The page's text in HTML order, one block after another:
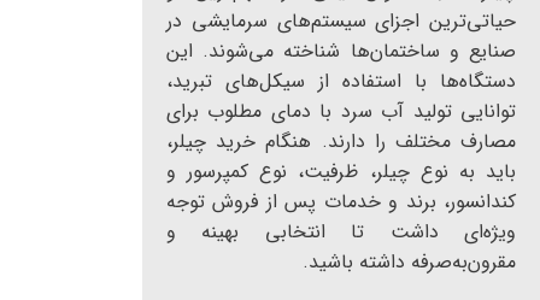
حیاتی‌ترین اجزای سیستم‌های سرمایشی در
صنایع و ساختمان‌ها شناخته می‌شوند. این
دستگاه‌ها با استفاده از سیکل‌های تبرید،
توانایی تولید آب سرد با دمای مطلوب برای
مصارف مختلف را دارند. هنگام خرید چیلر،
باید به نوع چیلر، ظرفیت، نوع کمپرسور و
کندانسور، برند و خدمات پس از فروش توجه
ویژه‌ای داشت تا انتخابی بهینه و
مقرون‌به‌صرفه داشته باشید.